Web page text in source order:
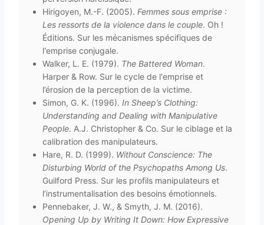
Hirigoyen, M.-F. (2005). Femmes sous emprise :
Les ressorts de la violence dans le couple. Oh !
Éditions. Sur les mécanismes spécifiques de
l'emprise conjugale.
Walker, L. E. (1979). The Battered Woman.
Harper & Row. Sur le cycle de l'emprise et
l’érosion de la perception de la victime.
Simon, G. K. (1996). In Sheep’s Clothing:
Understanding and Dealing with Manipulative
People. A.J. Christopher & Co. Sur le ciblage et la
calibration des manipulateurs.
Hare, R. D. (1999). Without Conscience: The
Disturbing World of the Psychopaths Among Us.
Guilford Press. Sur les profils manipulateurs et
l’instrumentalisation des besoins émotionnels.
Pennebaker, J. W., & Smyth, J. M. (2016).
Opening Up by Writing It Down: How Expressive